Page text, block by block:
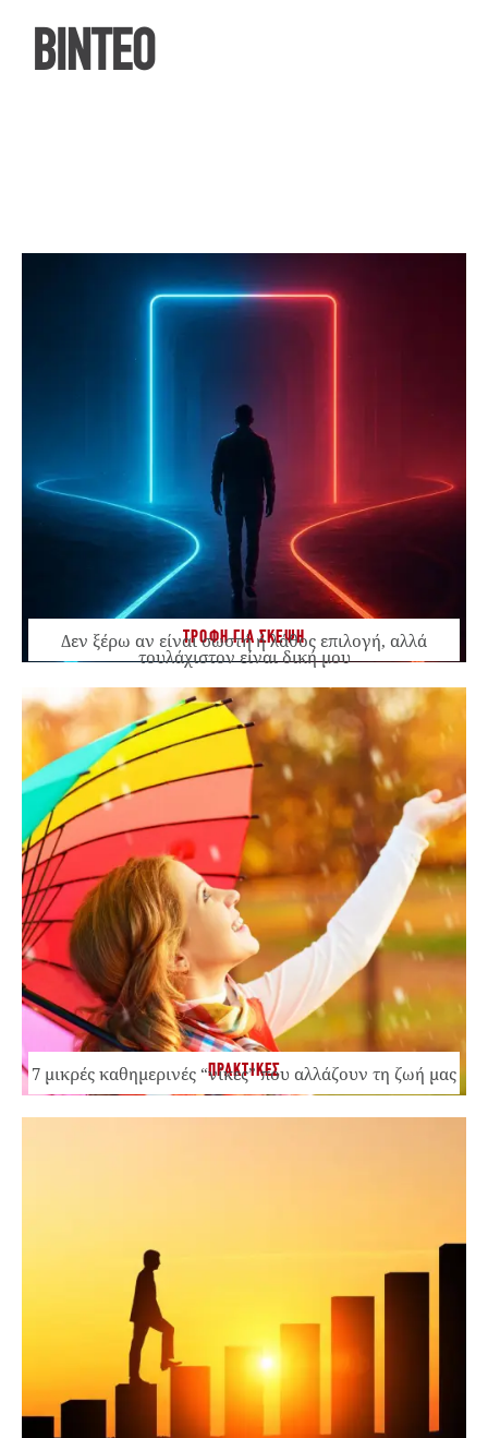
ΒΙΝΤΕΟ
ΤΡΟΦΗ ΓΙΑ ΣΚΕΨΗ
Δεν ξέρω αν είναι σωστή ή λάθος επιλογή, αλλά
τουλάχιστον είναι δική μου
ΠΡΑΚΤΙΚΕΣ
7 μικρές καθημερινές “νίκες” που αλλάζουν τη ζωή μας